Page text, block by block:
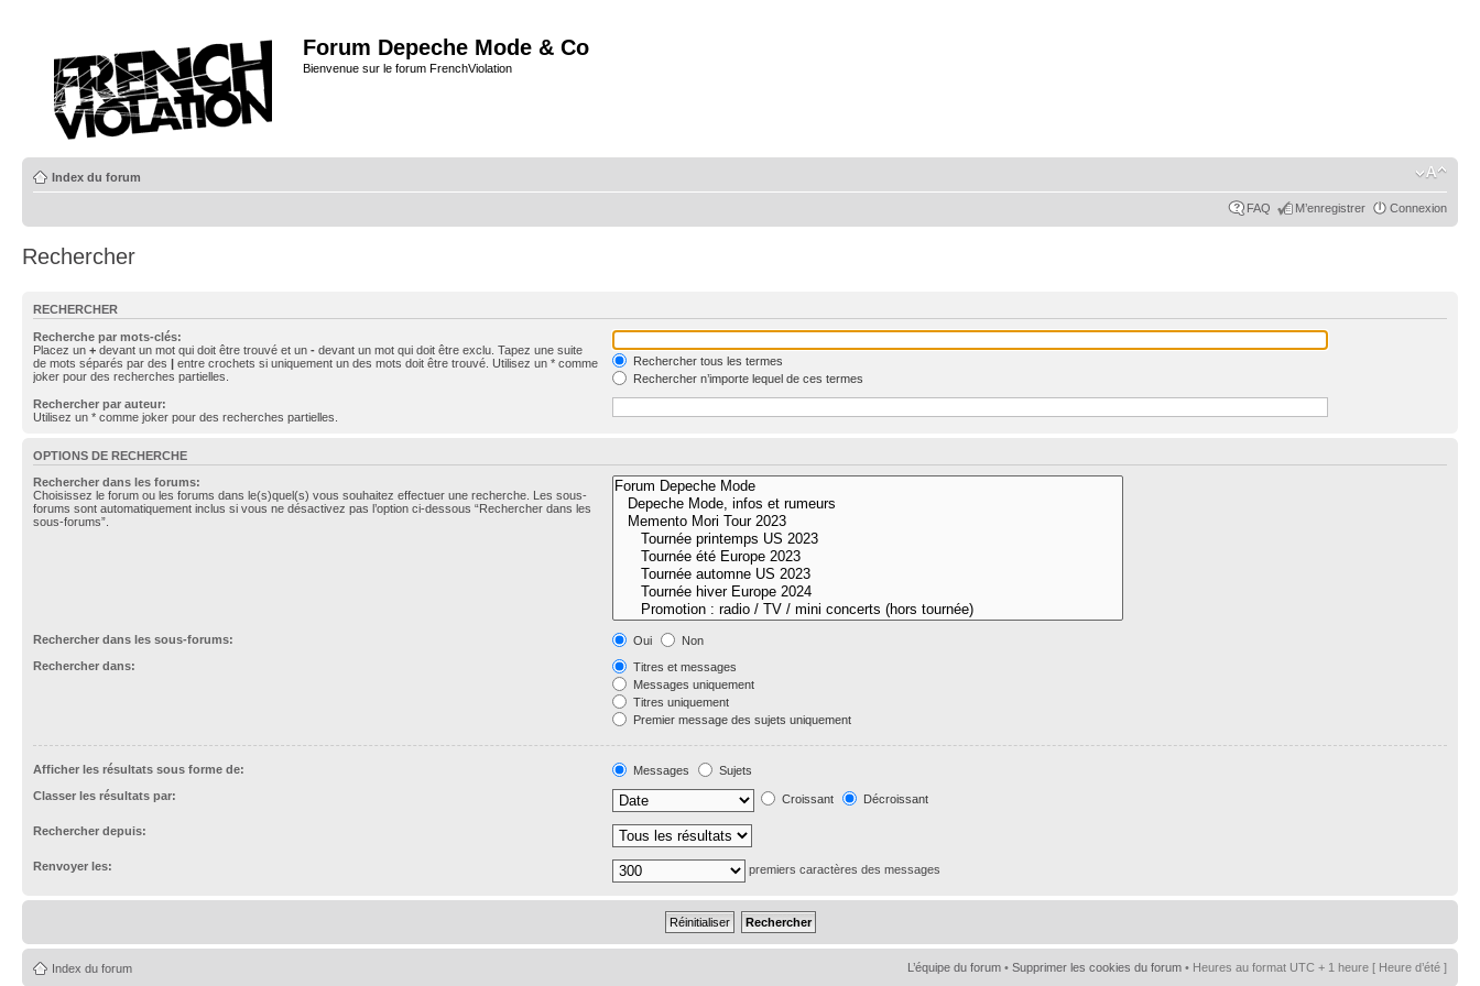
Forum Depeche Mode & Co
Bienvenue sur le forum FrenchViolation
Index du forum
FAQ M’enregistrer Connexion
Rechercher
RECHERCHER
Recherche par mots-clés:
Placez un + devant un mot qui doit être trouvé et un - devant un mot qui doit être exclu. Tapez une suite
de mots séparés par des | entre crochets si uniquement un des mots doit être trouvé. Utilisez un * comme
joker pour des recherches partielles.
Rechercher tous les termes
Rechercher n’importe lequel de ces termes
Rechercher par auteur:
Utilisez un * comme joker pour des recherches partielles.
OPTIONS DE RECHERCHE
Rechercher dans les forums:
Choisissez le forum ou les forums dans le(s)quel(s) vous souhaitez effectuer une recherche. Les sous-
forums sont automatiquement inclus si vous ne désactivez pas l’option ci-dessous “Rechercher dans les
sous-forums”.
Rechercher dans les sous-forums: Oui
Non
Rechercher dans:
Titres et messages
Messages uniquement
Titres uniquement
Premier message des sujets uniquement
Afficher les résultats sous forme de: Messages
Sujets
Classer les résultats par:
Croissant Décroissant
Rechercher depuis:
Renvoyer les: premiers caractères des messages
Index du forum L’équipe du forum • Supprimer les cookies du forum • Heures au format UTC + 1 heure [ Heure d’été ]